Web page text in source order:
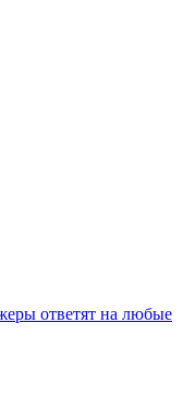
ответят на любые